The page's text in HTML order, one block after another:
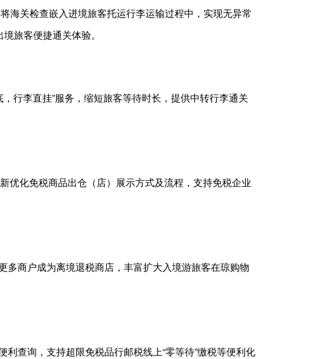
海关检查嵌入进境旅客托运行李运输过程中，实现无异常
旅客便捷通关体验。
行李直挂”服务，缩短旅客等待时长，提供中转行李通关
优化免税商品出仓（店）展示方式及流程，支持免税企业
商户成为离境退税商店，丰富扩大入境游旅客在琼购物
查询，支持超限免税品行邮税线上“零等待”缴税等便利化